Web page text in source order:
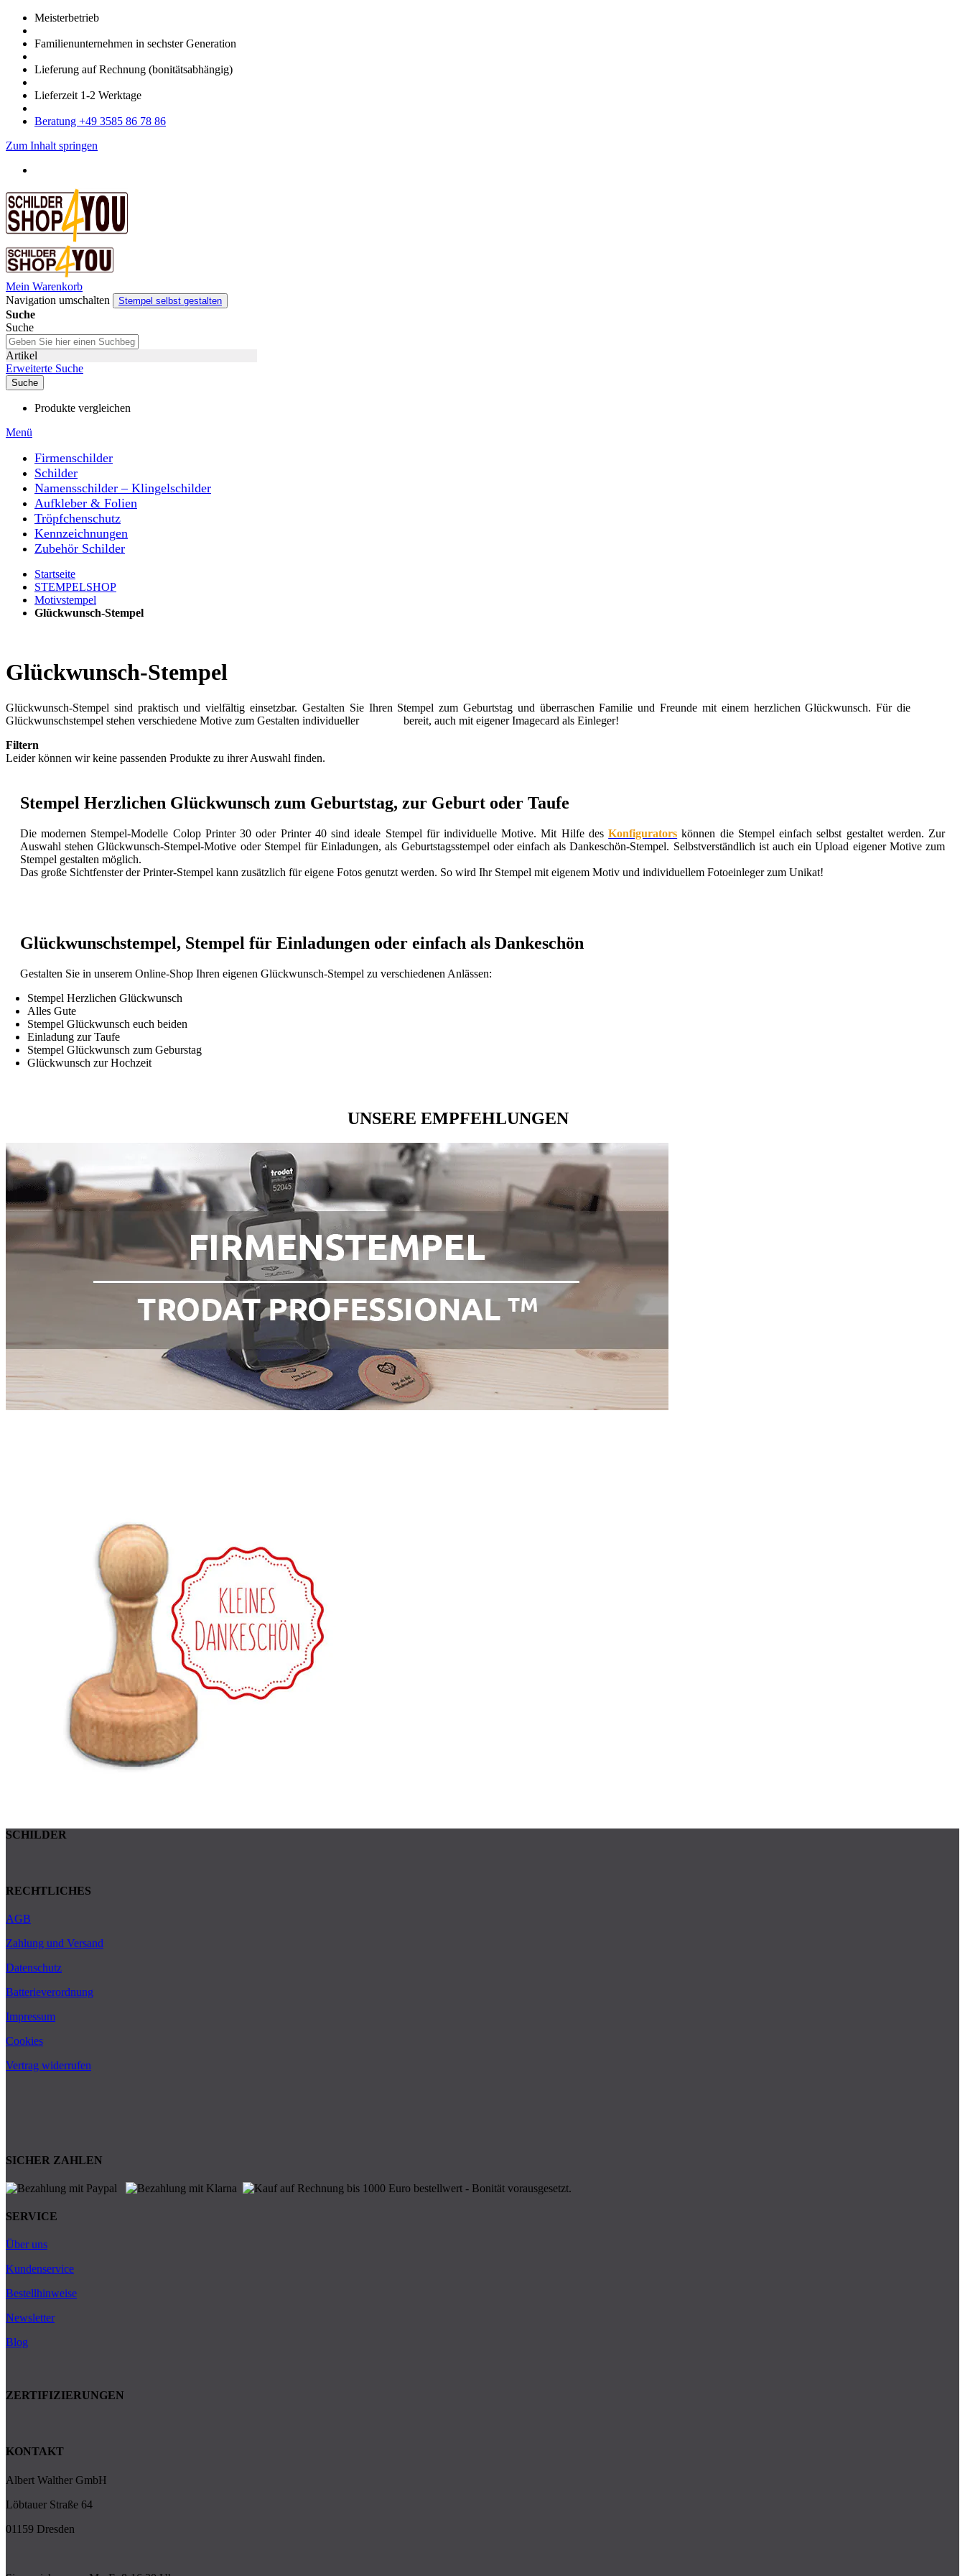
Meister­betrieb
Familien­unter­nehmen in sechster Gene­ration
Lieferung auf Rech­nung (bonitätsabhängig)
Liefer­zeit 1-2 Werk­tage
Bera­tung +49 3585 86 78 86
Zum Inhalt springen
Mein Warenkorb
Navigation umschalten
Stempel selbst gestalten
Suche
Suche
Artikel
Erweiterte Suche
Suche
Produkte vergleichen
Menü
Firmenschilder
Schilder
Namensschilder – Klingelschilder
Aufkleber & Folien
Tröpfchenschutz
Kennzeichnungen
Zubehör Schilder
Startseite
STEMPELSHOP
Motivstempel
Glückwunsch-Stempel
Glückwunsch-Stempel
Glückwunsch-Stempel sind praktisch und vielfältig einsetzbar. Gestalten Sie Ihren Stempel zum Geburtstag und überraschen Familie und Freunde mit einem herzlichen Glückwunsch. Für die
Glückwunschstempel stehen verschiedene Motive zum Gestalten individueller
bereit, auch mit eigener Imagecard als Einleger!
Filtern
Leider können wir keine passenden Produkte zu ihrer Auswahl finden.
Stempel Herzlichen Glückwunsch zum Geburtstag, zur Geburt oder Taufe
Die modernen Stempel-Modelle Colop Printer 30 oder Printer 40 sind ideale Stempel für individuelle Motive. Mit Hilfe desKonfigurators können die Stempel einfach selbst gestaltet werden. Zur
Auswahl stehen Glückwunsch-Stempel-Motive oder Stempel für Einladungen, als Geburtstagsstempel oder einfach als Dankeschön-Stempel. Selbstverständlich ist auch ein Upload eigener Motive zum
Stempel gestalten möglich.
Das große Sichtfenster der Printer-Stempel kann zusätzlich für eigene Fotos genutzt werden. So wird Ihr Stempel mit eigenem Motiv und individuellem Fotoeinleger zum Unikat!
Glückwunschstempel, Stempel für Einladungen oder einfach als Dankeschön
Gestalten Sie in unserem Online-Shop Ihren eigenen Glückwunsch-Stempel zu verschiedenen Anlässen:
Stempel Herzlichen Glückwunsch
Alles Gute
Stempel Glückwunsch euch beiden
Einladung zur Taufe
Stempel Glückwunsch zum Geburstag
Glückwunsch zur Hochzeit
UNSERE EMPFEHLUNGEN
SCHILDER
RECHTLICHES
AGB
Zahlung und Versand
Datenschutz
Batterieverordnung
Impressum
Cookies
Vertrag widerrufen
SICHER ZAHLEN
SERVICE
Über uns
Kundenservice
Bestellhinweise
Newsletter
Blog
ZERTIFIZIERUNGEN
KONTAKT
Albert Walther GmbH
Löbtauer Straße 64
01159 Dresden